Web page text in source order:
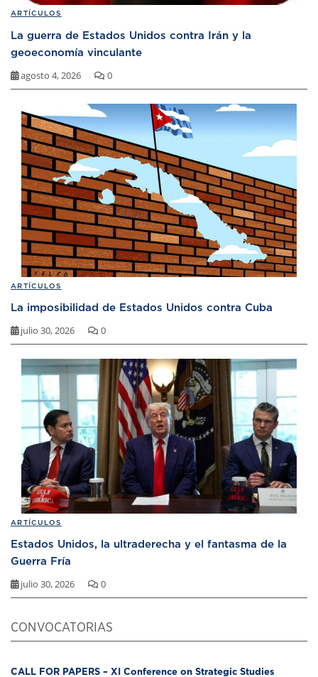
ARTÍCULOS
La guerra de Estados Unidos contra Irán y la
geoeconomía vinculante
agosto 4, 2026 0
ARTÍCULOS
La imposibilidad de Estados Unidos contra Cuba
julio 30, 2026 0
ARTÍCULOS
Estados Unidos, la ultraderecha y el fantasma de la
Guerra Fría
julio 30, 2026 0
CONVOCATORIAS
CALL FOR PAPERS – XI Conference on Strategic Studies